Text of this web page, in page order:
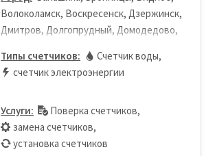
Волоколамск, Воскресенск, Дзержинск,
Дмитров, Долгопрудный, Домодедово,
Звенигород, Зеленоград, Истра, Кашира,
Клин, Коломна, Королёв, Котельники,
Лосино-Петровский, Луховицы,
Лыткарино, Люберцы, Можайск, Москва,
Московская область, Мытищи, Наро-
Типы счетчиков: Счетчик воды,
счетчик электроэнергии
Услуги: Поверка счетчиков,
замена счетчиков,
установка счетчиков